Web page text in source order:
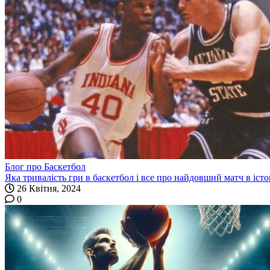
Блог про Баскетбол
Яка тривалість гри в баскетбол і все про найдовший матч в
26 Квітня, 2024
0